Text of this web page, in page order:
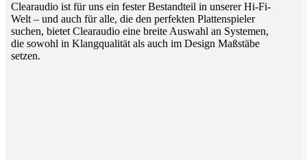
Clearaudio ist für uns ein fester Bestandteil in unserer Hi-Fi-
Welt – und auch für alle, die den perfekten Plattenspieler
suchen, bietet Clearaudio eine breite Auswahl an Systemen,
die sowohl in Klangqualität als auch im Design Maßstäbe
setzen.